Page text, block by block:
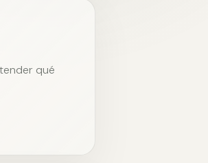
qué